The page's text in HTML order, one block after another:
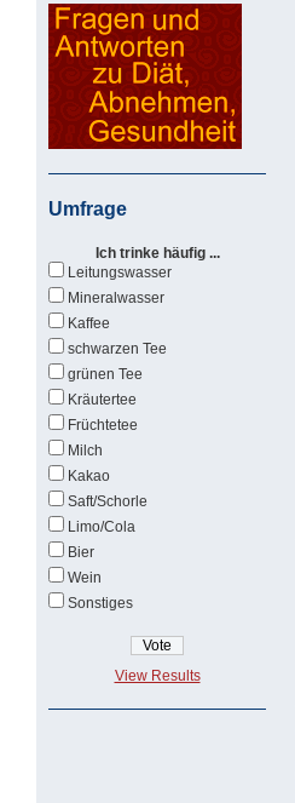
Umfrage
Ich trinke häufig ...
Leitungswasser
Mineralwasser
Kaffee
schwarzen Tee
grünen Tee
Kräutertee
Früchtetee
Milch
Kakao
Saft/Schorle
Limo/Cola
Bier
Wein
Sonstiges
View Results